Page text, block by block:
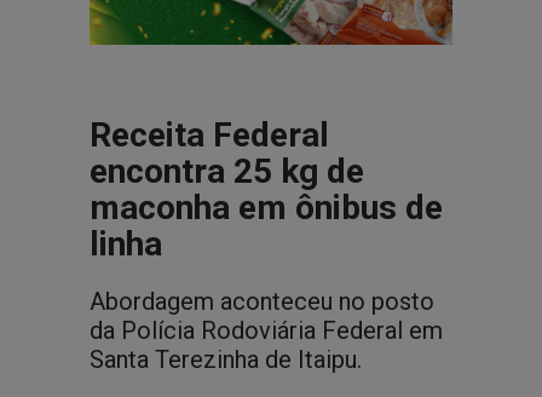
Receita Federal
encontra 25 kg de
maconha em ônibus de
linha
Abordagem aconteceu no posto
da Polícia Rodoviária Federal em
Santa Terezinha de Itaipu.